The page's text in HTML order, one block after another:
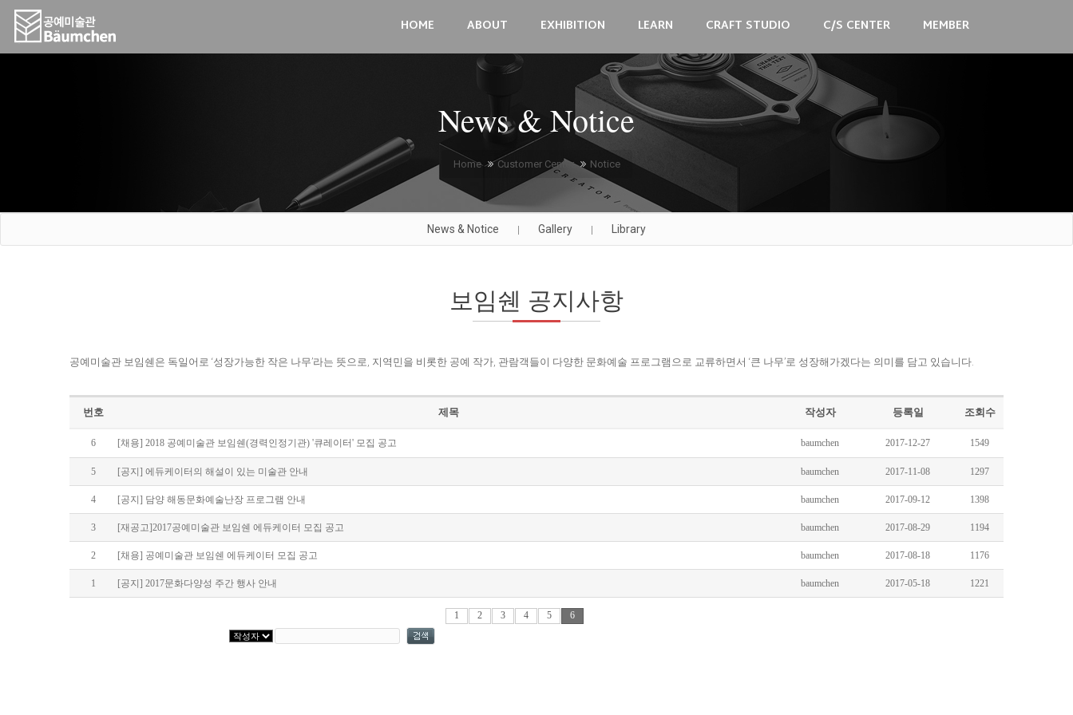
HOME ABOUT EXHIBITION LEARN CRAFT STUDIO C/S CENTER MEMBER
News & Notice
Home Customer Center Notice
News & Notice | Gallery | Library
보임쉔 공지사항
공예미술관 보임쉔은 독일어로 ‘성장가능한 작은 나무’라는 뜻으로, 지역민을 비롯한 공예 작가, 관람객들이 다양한 문화예술 프로그램으로 교류하면서 ‘큰 나무’로 성장해가겠다는 의미를 담고 있습니다.
번호 제목 작성자 등록일 조회수
6 [채용] 2018 공예미술관 보임쉔(경력인정기관) '큐레이터' 모집 공고 baumchen 2017-12-27 1549
5 [공지] 에듀케이터의 해설이 있는 미술관 안내 baumchen 2017-11-08 1297
4 [공지] 담양 해동문화예술난장 프로그램 안내 baumchen 2017-09-12 1398
3 [재공고]2017공예미술관 보임쉔 에듀케이터 모집 공고 baumchen 2017-08-29 1194
2 [채용] 공예미술관 보임쉔 에듀케이터 모집 공고 baumchen 2017-08-18 1176
1 [공지] 2017문화다양성 주간 행사 안내 baumchen 2017-05-18 1221
1 2 3 4 5 6